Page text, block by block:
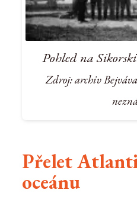
Pohled na
Zdroj: archiv
Přelet
oceánu